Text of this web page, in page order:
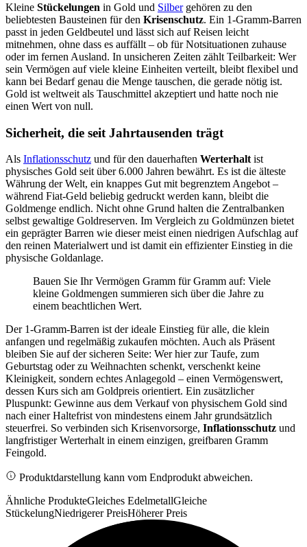
Kleine Stückelungen in Gold und Silbergehören zu den
beliebtesten Bausteinen für den Krisenschutz. Ein 1-Gramm-Barren
passt in jeden Geldbeutel und lässt sich auf Reisen leicht
mitnehmen, ohne dass es auffällt – ob für Notsituationen zuhause
oder im fernen Ausland. In unsicheren Zeiten zählt Teilbarkeit: Wer
sein Vermögen auf viele kleine Einheiten verteilt, bleibt flexibel und
kann bei Bedarf genau die Menge tauschen, die gerade nötig ist.
Gold ist weltweit als Tauschmittel akzeptiert und hatte noch nie
einen Wert von null.
Sicherheit, die seit Jahrtausenden trägt
Als Inflationsschutz und für den dauerhaften Werterhaltist
physisches Gold seit über 6.000 Jahren bewährt. Es ist die älteste
Währung der Welt, ein knappes Gut mit begrenztem Angebot –
während Fiat-Geld beliebig gedruckt werden kann, bleibt die
Goldmenge endlich. Nicht ohne Grund halten die Zentralbanken
selbst gewaltige Goldreserven. Im Vergleich zu Goldmünzen bietet
ein geprägter Barren wie dieser meist einen niedrigen Aufschlag auf
den reinen Materialwert und ist damit ein effizienter Einstieg in die
physische Goldanlage.
Bauen Sie Ihr Vermögen Gramm für Gramm auf: Viele
kleine Goldmengen summieren sich über die Jahre zu
einem beachtlichen Wert.
Der 1-Gramm-Barren ist der ideale Einstieg für alle, die klein
anfangen und regelmäßig zukaufen möchten. Auch als Präsent
bleiben Sie auf der sicheren Seite: Wer hier zur Taufe, zum
Geburtstag oder zu Weihnachten schenkt, verschenkt keine
Kleinigkeit, sondern echtes Anlagegold – einen Vermögenswert,
dessen Kurs sich am Goldpreis orientiert. Ein zusätzlicher
Pluspunkt: Gewinne aus dem Verkauf von physischem Gold sind
nach einer Haltefrist von mindestens einem Jahr grundsätzlich
steuerfrei. So verbinden sich Krisenvorsorge, Inflationsschutz und
langfristiger Werterhalt in einem einzigen, greifbaren Gramm
Feingold.
Produktdarstellung kann vom Endprodukt abweichen.
Ähnliche ProdukteGleiches EdelmetallGleiche
StückelungNiedrigerer PreisHöherer Preis